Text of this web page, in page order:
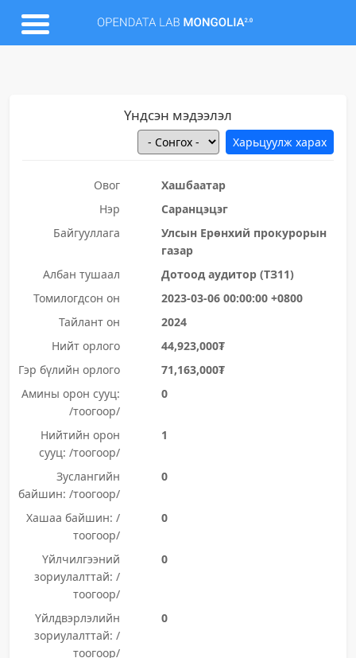
Үндсэн мэдээлэл
Овог
Хашбаатар
Нэр
Саранцэцэг
Байгууллага
Улсын Ерөнхий прокурорын
газар
Албан тушаал
Дотоод аудитор (ТЗ11)
Томилогдсон он
2023-03-06 00:00:00 +0800
Тайлант он
2024
Нийт орлого
44,923,000₮
Гэр бүлийн орлого
71,163,000₮
Амины орон сууц:
/тоогоор/
0
Нийтийн орон
сууц: /тоогоор/
1
Зуслангийн
байшин: /тоогоор/
0
Хашаа байшин: /
тоогоор/
0
Үйлчилгээний
зориулалттай: /
тоогоор/
0
Үйлдвэрлэлийн
зориулалттай: /
тоогоор/
0